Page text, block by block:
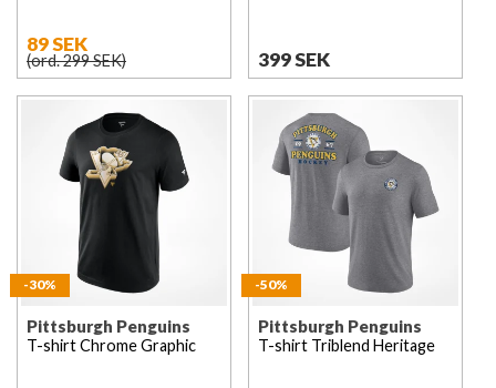
89 SEK
(ord. 299 SEK) 399 SEK
-30%
Pittsburgh Penguins
T-shirt Chrome Graphic
-50%
Pittsburgh Penguins
T-shirt Triblend Heritage